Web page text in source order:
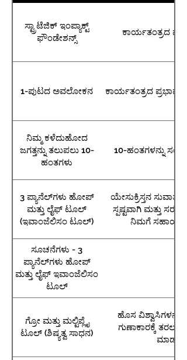
ಸ್ಟ್ರಾಟೆಜಿಕ್ ಇಂಪ್ಯಾಕ್ಟ್
ಫೌಂಡೇಶನ್ಸ್
ಕಾರ್ಯತಂತ್ರದ
1-ಪುಟದ ಅವಲೋಕನ ಕಾರ್ಯತಂತ್ರದ ಪ್ರಭಾವದ
ನಿಮ್ಮ ಕಳೆದುಹೋದ
ಜಗತ್ತನ್ನು ತಲುಪಲು 10-
ಹಂತಗಳು
10-ಹಂತಗಳನ್ನು
3 ಪ್ಯಾನೆಲ್‌ಗಳು ಹೋಪ್
ಮತ್ತು ಲೈಫ್ ಟೂಲ್
(ಇವಾಂಜೆಲಿಸಂ ಟೂಲ್)
ಯೇಸುಕ್ರಿಸ್ತನ
ಸ್ಪಷ್ಟವಾಗಿ ಮತ್ತು
ನಿಮಗೆ ಸಹಾಯ
ಸೂಚನೆಗಳು - 3
ಪ್ಯಾನೆಲ್‌ಗಳು ಹೋಪ್
ಮತ್ತು ಲೈಫ್ ಇವಾಂಜೆಲಿಸಂ
ಟೂಲ್
ಗ್ರೋ ಮತ್ತು ಮಲ್ಟಿಪ್ಲೈ
ಟೂಲ್ (ಶಿಷ್ಯತ್ವ ಸಾಧನ)
ಹೊಸ ವಿಶ್ವಾಸಿಗಳನ್ನು
ಗುಣಾಕಾರಕ್ಕೆ
ಮಾಡುತ್ತದೆ.